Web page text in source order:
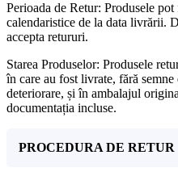
Perioada de Retur: Produsele
calendaristice de la data livrării.
accepta retururi.
Starea Produselor: Produsele
în care au fost livrate, fără
deteriorare, și în ambalajul
documentația incluse.
PROCEDURA DE RETUR